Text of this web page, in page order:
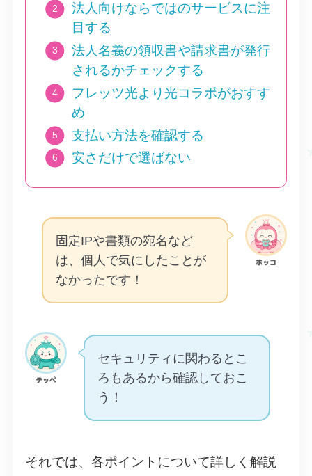
法人向けならではのサービスに注
目する
法人名義の領収書や請求書が発行
されるかチェックする
フレッツ光より光コラボがおすす
め
支払い方法を確認する
安さだけで選ばない
ホッコ
固定IPや書類の宛名など
は、個人で気にしたことが
なかったです！
テッペ
セキュリティに関わるとこ
ろもあるから確認しておこ
う！
それでは、各ポイントについて詳しく解説